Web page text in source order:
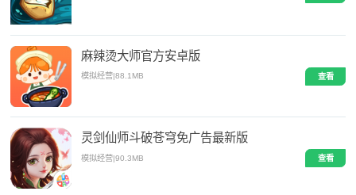
麻辣烫大师官方安卓版
模拟经营 |88.1MB 查看
灵剑仙师斗破苍穹免广告最新版
模拟经营|90.3MB 查看